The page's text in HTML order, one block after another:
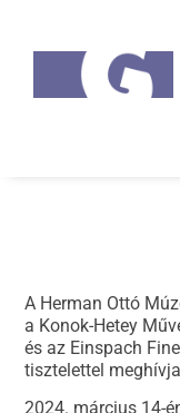
A Herman Ottó
a Konok-Hetey
és az Einspach
tisztelettel
2024. március 14-